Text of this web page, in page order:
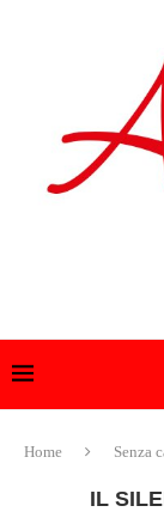
Home Senza
IL